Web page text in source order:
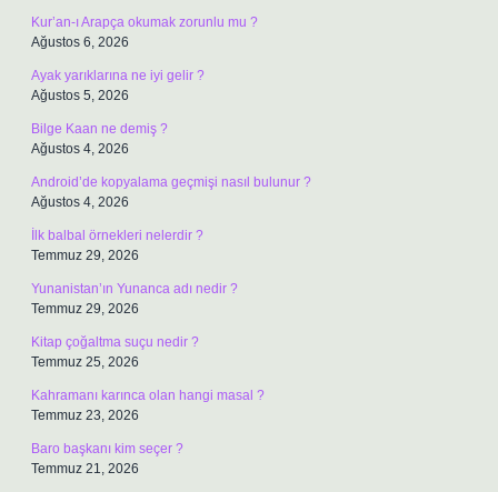
Kur’an-ı Arapça okumak zorunlu mu ?
Ağustos 6, 2026
Ayak yarıklarına ne iyi gelir ?
Ağustos 5, 2026
Bilge Kaan ne demiş ?
Ağustos 4, 2026
Android’de kopyalama geçmişi nasıl bulunur ?
Ağustos 4, 2026
İlk balbal örnekleri nelerdir ?
Temmuz 29, 2026
Yunanistan’ın Yunanca adı nedir ?
Temmuz 29, 2026
Kitap çoğaltma suçu nedir ?
Temmuz 25, 2026
Kahramanı karınca olan hangi masal ?
Temmuz 23, 2026
Baro başkanı kim seçer ?
Temmuz 21, 2026